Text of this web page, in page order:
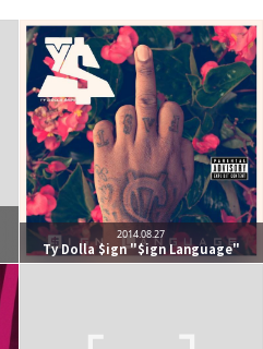
라인 트위터
Ty Dolla $ign "$ign Language"
2014.08.27